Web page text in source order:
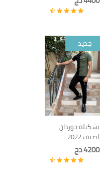
جديد
تشكيلة جوردان
لصيف 2022...
4200 دج